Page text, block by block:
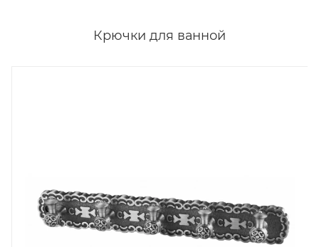
Крючки для ванной